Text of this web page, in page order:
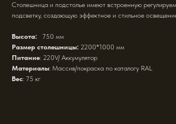
Столешница и подстолье имеют встроенную
подсветку, создающую эффектное и стильное
Высота: 750 мм
Размер столешницы: 2200*1000 мм
Питание: 220V/ Аккумулятор
Материалы: Массив/покраска по каталогу RAL
Вес: 75 кг